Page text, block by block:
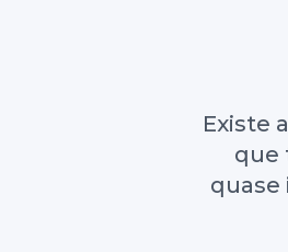
Existe
que
quase